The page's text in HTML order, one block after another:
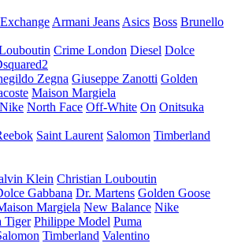
Armani Jeans Asics Boss Brunello
Crime London Diesel Dolce
Zegna Giuseppe Zanotti Golden
Maison Margiela
Nike North Face Off-White On Onitsuka
Saint Laurent Salomon Timberland
Klein Christian Louboutin
Gabbana Dr. Martens Golden Goose
Margiela New Balance Nike
Tiger Philippe Model Puma
Timberland Valentino